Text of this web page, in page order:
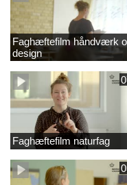
Faghæftefilm håndværk
design
Faghæftefilm naturfag